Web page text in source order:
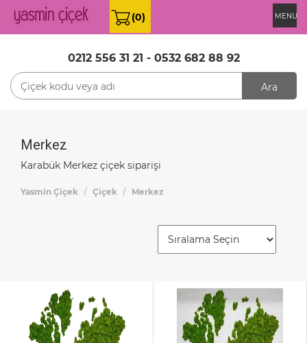
MENU
(0)
0212 556 31 21 - 0532 682 88 92
Ara
Merkez
Karabük Merkez çiçek siparişi
Yasmin Çiçek Çiçek Merkez